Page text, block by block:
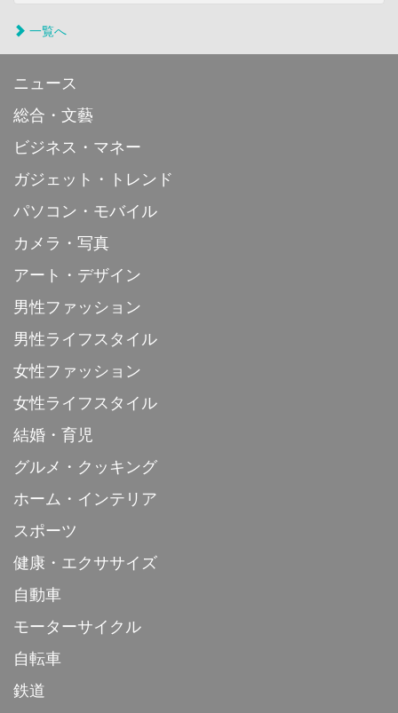
一覧へ
ニュース
総合・文藝
ビジネス・マネー
ガジェット・トレンド
パソコン・モバイル
カメラ・写真
アート・デザイン
男性ファッション
男性ライフスタイル
女性ファッション
女性ライフスタイル
結婚・育児
グルメ・クッキング
ホーム・インテリア
スポーツ
健康・エクササイズ
自動車
モーターサイクル
自転車
鉄道